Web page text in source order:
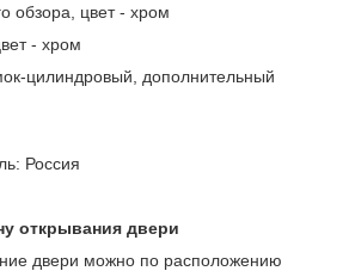
обзора, цвет - хром
- хром
цилиндровый, дополнительный
Россия
открывания двери
двери можно по расположению